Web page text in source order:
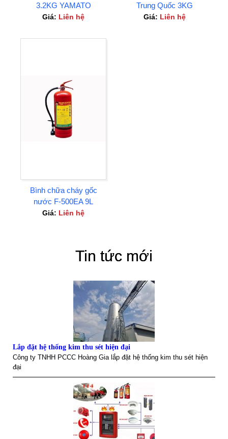
3.2KG YAMATO
PROTEC
Giá: Liên hệ
Trung Quốc 3KG
Giá: Liên hệ
Bình chữa cháy gốc
nước F-500EA 9L
Giá: Liên hệ
Tin tức mới
Lắp đặt hệ thống kim thu sét hiện đại
Công ty TNHH PCCC Hoàng Gia lắp đặt hệ thống kim thu sét hiện
đại